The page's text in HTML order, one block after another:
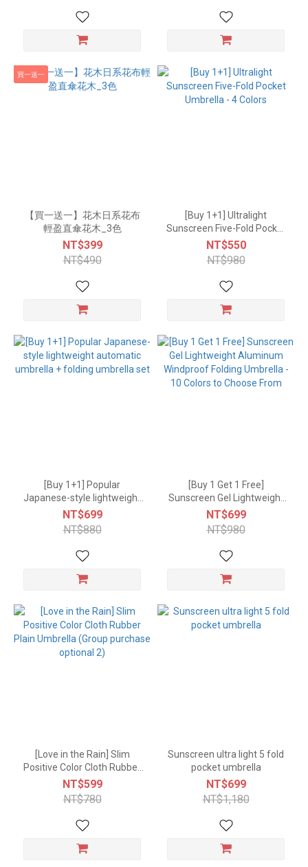
買一送一
【買一送一】花木日系花布
輕盈直傘花木_3色
NT$399
NT$490
[Buy 1+1] Ultralight
Sunscreen Five-Fold Pocket
Umbrella - 4 Colors
NT$550
NT$980
[Buy 1+1] Popular
Japanese-style lightweight
automatic umbrella +
folding umbrella set
NT$699
NT$880
[Buy 1 Get 1 Free]
Sunscreen Gel Lightweight
Aluminum Windproof
Folding Umbrella - 10 Colors
to Choose From
NT$699
NT$980
[Love in the Rain] Slim
Positive Color Cloth Rubber
Plain Umbrella (Group
purchase optional 2)
NT$599
NT$780
Sunscreen ultra light 5 fold
pocket umbrella
NT$699
NT$1,180